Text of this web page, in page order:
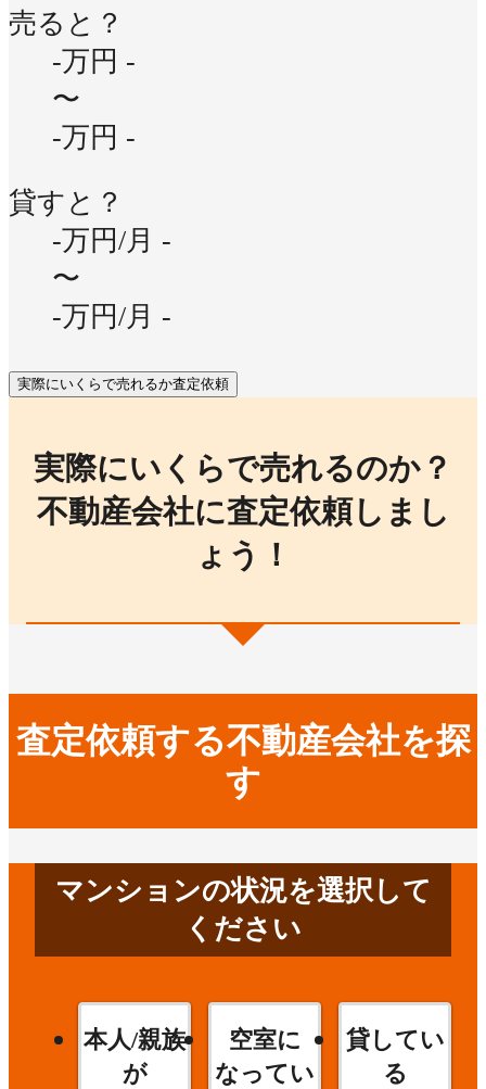
売ると？
-万円 -
〜
-万円 -
貸すと？
-万円/月 -
〜
-万円/月 -
実際にいくらで売れるか査定依頼
実際にいくらで売れるのか？
不動産会社に査定依頼しまし
ょう！
査定依頼する不動産会社を探
す
マンションの状況を選択して
ください
本人/親族
が
空室に
なってい
貸してい
る